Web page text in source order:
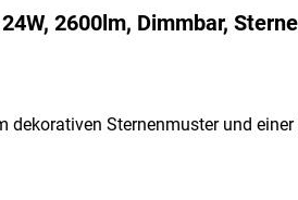
2600lm, Dimmbar,
Sternenmuster und